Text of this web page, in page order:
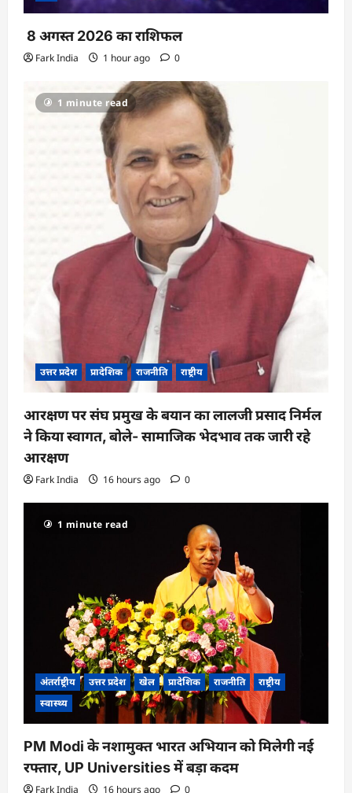
8 अगस्त 2026 का राशिफल
Fark India 1 hour ago 0
1 minute read
उत्तर प्रदेश प्रादेशिक राजनीति राष्ट्रीय
आरक्षण पर संघ प्रमुख के बयान का लालजी प्रसाद निर्मल
ने किया स्वागत, बोले- सामाजिक भेदभाव तक जारी रहे
आरक्षण
Fark India 16 hours ago 0
1 minute read
अंतर्राष्ट्रीय उत्तर प्रदेश खेल प्रादेशिक राजनीति
राष्ट्रीय
स्वास्थ्य
PM Modi के नशामुक्त भारत अभियान को मिलेगी नई
रफ्तार, UP Universities में बड़ा कदम
Fark India 16 hours ago 0